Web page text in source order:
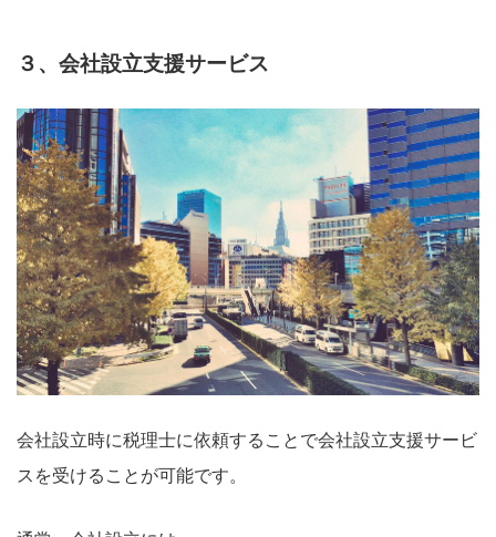
３、会社設立支援サービス
会社設立時に税理士に依頼することで会社設立支援サービ
スを受けることが可能です。